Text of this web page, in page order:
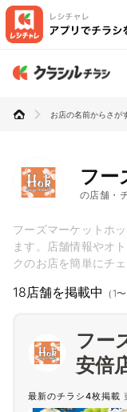
お店の名前からさが
フー
の店舗・
フーズマーケットホ
ます。店舗情報やオ
クのお店を簡単にチ
18店舗を掲載中 （1
フー
安倍
最新のチラシ4枚掲載